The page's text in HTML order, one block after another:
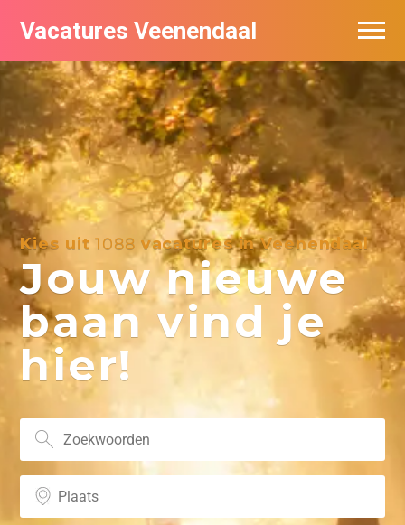
Vacatures Veenendaal
Kies uit1088 vacatures in Veenendaal
Jouw nieuwe
baan vind je
hier!
Vacatures per bedrijf in Veendaal